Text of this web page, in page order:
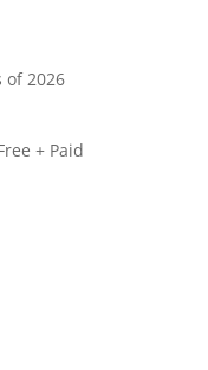
of 2026
+ Paid